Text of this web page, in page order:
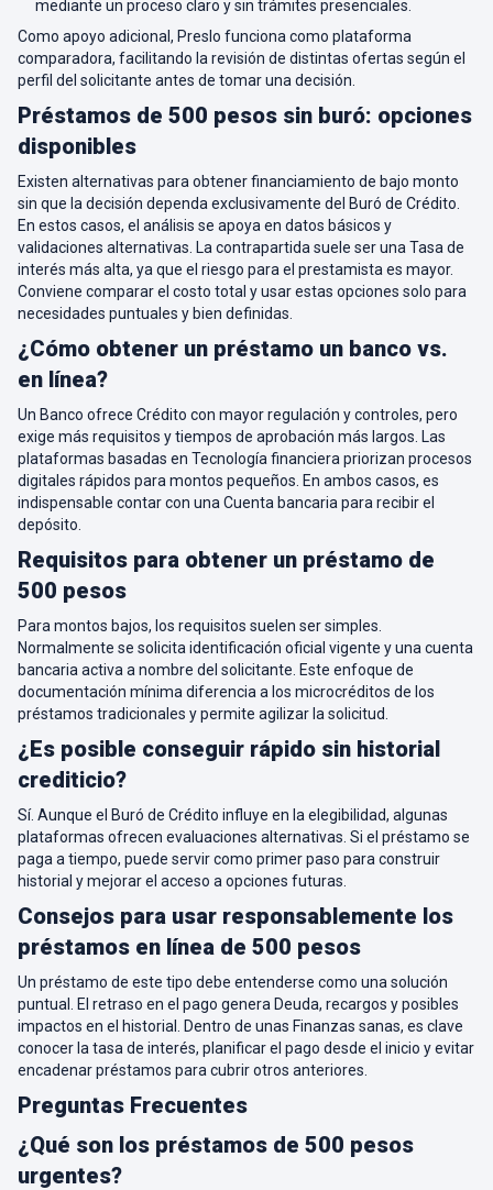
mediante un proceso claro y sin trámites presenciales.
Como apoyo adicional, Preslo funciona como plataforma
comparadora, facilitando la revisión de distintas ofertas según el
perfil del solicitante antes de tomar una decisión.
Préstamos de 500 pesos sin buró: opciones
disponibles
Existen alternativas para obtener financiamiento de bajo monto
sin que la decisión dependa exclusivamente del Buró de Crédito.
En estos casos, el análisis se apoya en datos básicos y
validaciones alternativas. La contrapartida suele ser una Tasa de
interés más alta, ya que el riesgo para el prestamista es mayor.
Conviene comparar el costo total y usar estas opciones solo para
necesidades puntuales y bien definidas.
¿Cómo obtener un préstamo un banco vs.
en línea?
Un Banco ofrece Crédito con mayor regulación y controles, pero
exige más requisitos y tiempos de aprobación más largos. Las
plataformas basadas en Tecnología financiera priorizan procesos
digitales rápidos para montos pequeños. En ambos casos, es
indispensable contar con una Cuenta bancaria para recibir el
depósito.
Requisitos para obtener un préstamo de
500 pesos
Para montos bajos, los requisitos suelen ser simples.
Normalmente se solicita identificación oficial vigente y una cuenta
bancaria activa a nombre del solicitante. Este enfoque de
documentación mínima diferencia a los microcréditos de los
préstamos tradicionales y permite agilizar la solicitud.
¿Es posible conseguir rápido sin historial
crediticio?
Sí. Aunque el Buró de Crédito influye en la elegibilidad, algunas
plataformas ofrecen evaluaciones alternativas. Si el préstamo se
paga a tiempo, puede servir como primer paso para construir
historial y mejorar el acceso a opciones futuras.
Consejos para usar responsablemente los
préstamos en línea de 500 pesos
Un préstamo de este tipo debe entenderse como una solución
puntual. El retraso en el pago genera Deuda, recargos y posibles
impactos en el historial. Dentro de unas Finanzas sanas, es clave
conocer la tasa de interés, planificar el pago desde el inicio y evitar
encadenar préstamos para cubrir otros anteriores.
Preguntas Frecuentes
¿Qué son los préstamos de 500 pesos
urgentes?